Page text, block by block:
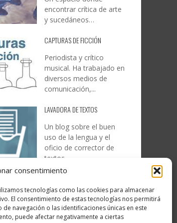
consentimiento
tecnologías como las cookies para almacenar
El consentimiento de estas tecnologías nos permitirá
navegación o las identificaciones únicas en este
puede afectar negativamente a ciertas
encontrar crítica de arte
y sucedáneos…
CAPTURAS DE FICCIÓN
Periodista y crítico
musical. Ha trabajado en
diversos medios de
comunicación,...
LAVADORA DE TEXTOS
Un blog sobre el buen
uso de la lengua y el
oficio de corrector de
textos…
…la realidad, es que cada
día es más complicado
realizar esos temas…